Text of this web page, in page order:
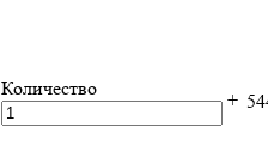
Количество
+